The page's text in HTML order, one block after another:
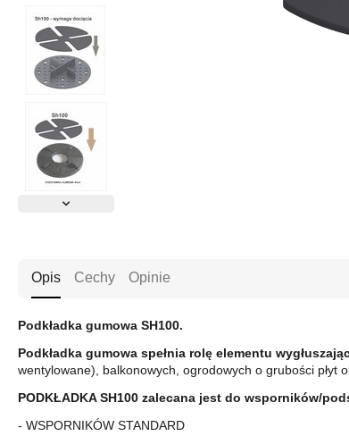
Opis Cechy Opinie
Podkładka gumowa SH100.
Podkładka gumowa spełnia rolę elementu
wentylowane), balkonowych, ogrodowych o grubości płyt
PODKŁADKA SH100 zalecana jest do wsporników/
- WSPORNIKÓW STANDARD